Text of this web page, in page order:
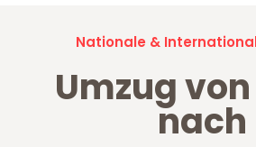
Nationale &
Umzug
nach